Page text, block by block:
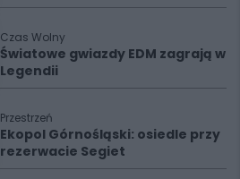
Czas Wolny
Światowe gwiazdy EDM zagrają w
Legendii
Przestrzeń
Ekopol Górnośląski: osiedle przy
rezerwacie Segiet